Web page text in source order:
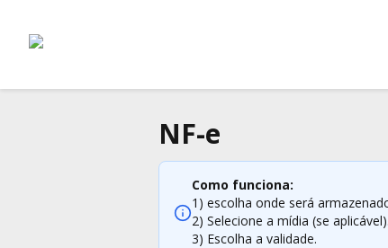
NF-e
Como funciona:
1) escolha onde será
2) Selecione a mídia (se aplicável).
3) Escolha a validade.